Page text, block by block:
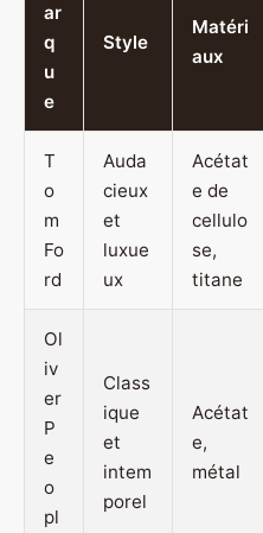
ar
q
u
e
Style
Matéri
aux
T
o
m
Fo
rd
Auda
cieux
et
luxue
ux
Acétat
e de
cellulo
se,
titane
Ol
iv
er
P
e
o
pl
Class
ique
et
intem
porel
Acétat
e,
métal